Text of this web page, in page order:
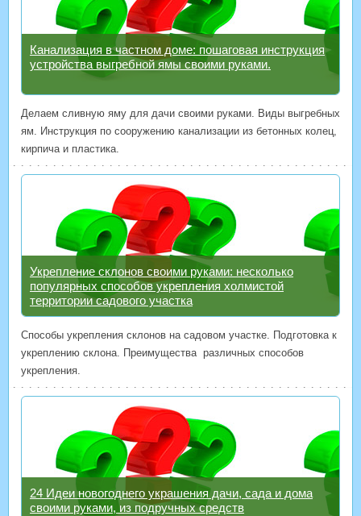
Канализация в частном доме: пошаговая инструкция
устройства выгребной ямы своими руками.
Делаем сливную яму для дачи своими руками. Виды выгребных
ям. Инструкция по сооружению канализации из бетонных колец,
кирпича и пластика.
Укрепление склонов своими руками: несколько
популярных способов укрепления холмистой
территории садового участка
Способы укрепления склонов на садовом участке. Подготовка к
укреплению склона. Преимущества различных способов
укрепления.
24 Идеи новогоднего украшения дачи, сада и дома
своими руками, из подручных средств